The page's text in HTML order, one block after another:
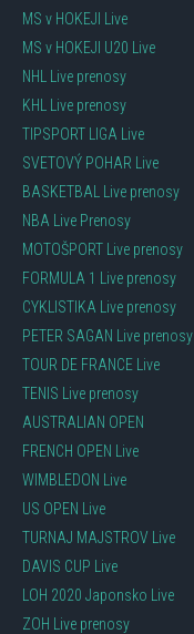
MS v HOKEJI Live
MS v HOKEJI U20 Live
NHL Live prenosy
KHL Live prenosy
TIPSPORT LIGA Live
SVETOVÝ POHAR Live
BASKETBAL Live prenosy
NBA Live Prenosy
MOTOŠPORT Live prenosy
FORMULA 1 Live prenosy
CYKLISTIKA Live prenosy
PETER SAGAN Live prenosy
TOUR DE FRANCE Live
TENIS Live prenosy
AUSTRALIAN OPEN
FRENCH OPEN Live
WIMBLEDON Live
US OPEN Live
TURNAJ MAJSTROV Live
DAVIS CUP Live
LOH 2020 Japonsko Live
ZOH Live prenosy